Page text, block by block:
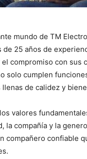
mundo de TM
25 años de
compromiso con
solo cumplen
de calidez y
valores
la compañía y la
compañero confiable